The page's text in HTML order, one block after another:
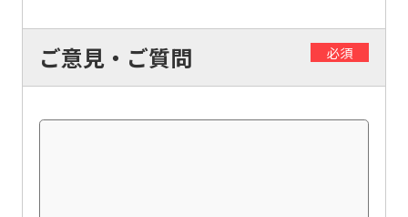
ご意見・ご質問 必須
understand